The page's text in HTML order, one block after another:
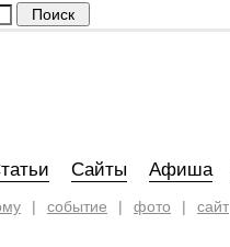
Сайты Афиша
| событие | фото | сайт